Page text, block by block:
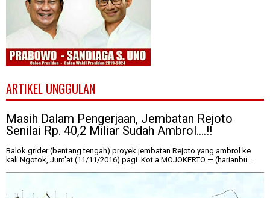
ARTIKEL UNGGULAN
Masih Dalam Pengerjaan, Jembatan Rejoto
Senilai Rp. 40,2 Miliar Sudah Ambrol....!!
Balok grider (bentang tengah) proyek jembatan Rejoto yang ambrol ke
kali Ngotok, Jum'at (11/11/2016) pagi. Kot a MOJOKERTO — (harianbu...